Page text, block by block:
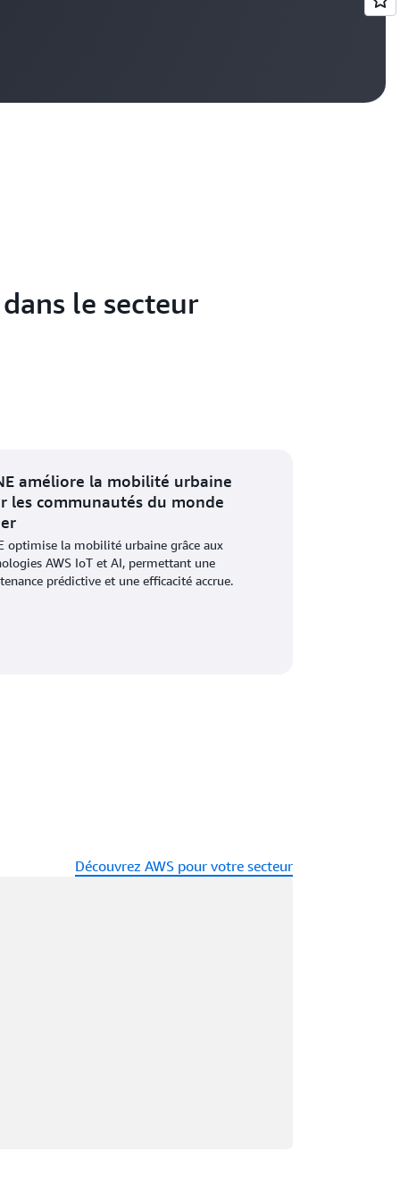
le secteur
améliore la mobilité urbaine
les communautés du monde
optimise la mobilité urbaine grâce aux
AWS IoT et AI, permettant une
prédictive et une efficacité accrue.
Découvrez AWS pour votre secteur